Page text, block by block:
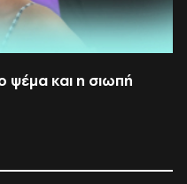
ψέμα και η σιωπή